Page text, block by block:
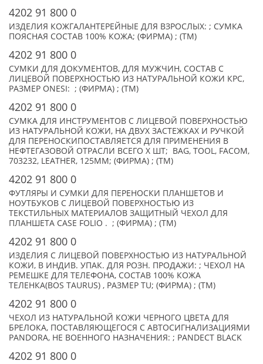
4202 91 800 0
ИЗДЕЛИЯ КОЖГАЛАНТЕРЕЙНЫЕ ДЛЯ ВЗРОСЛЫХ: ; СУМКА
ПОЯСНАЯ СОСТАВ 100% КОЖА; (ФИРМА) ; (TM)
4202 91 800 0
СУМКИ ДЛЯ ДОКУМЕНТОВ, ДЛЯ МУЖЧИН, СОСТАВ С
ЛИЦЕВОЙ ПОВЕРХНОСТЬЮ ИЗ НАТУРАЛЬНОЙ КОЖИ КРС,
РАЗМЕР ONESI: ; (ФИРМА) ; (TM)
4202 91 800 0
СУМКА ДЛЯ ИНСТРУМЕНТОВ С ЛИЦЕВОЙ ПОВЕРХНОСТЬЮ
ИЗ НАТУРАЛЬНОЙ КОЖИ, НА ДВУХ ЗАСТЕЖКАХ И РУЧКОЙ
ДЛЯ ПЕРЕНОСКИПОСТАВЛЯЕТСЯ ДЛЯ ПРИМЕНЕНИЯ В
НЕФТЕГАЗОВОЙ ОТРАСЛИ ВСЕГО X ШТ; BAG, TOOL, FACOM,
703232, LEATHER, 125MM; (ФИРМА) ; (TM)
4202 91 800 0
ФУТЛЯРЫ И СУМКИ ДЛЯ ПЕРЕНОСКИ ПЛАНШЕТОВ И
НОУТБУКОВ С ЛИЦЕВОЙ ПОВЕРХНОСТЬЮ ИЗ
ТЕКСТИЛЬНЫХ МАТЕРИАЛОВ ЗАЩИТНЫЙ ЧЕХОЛ ДЛЯ
ПЛАНШЕТА CASE FOLIO . ; (ФИРМА) ; (TM)
4202 91 800 0
ИЗДЕЛИЯ С ЛИЦЕВОЙ ПОВЕРХНОСТЬЮ ИЗ НАТУРАЛЬНОЙ
КОЖИ, В ИНДИВ. УПАК. ДЛЯ РОЗН. ПРОДАЖИ: ; ЧЕХОЛ НА
РЕМЕШКЕ ДЛЯ ТЕЛЕФОНА, СОСТАВ 100% КОЖА
ТЕЛЕНКА(BOS TAURUS) , РАЗМЕР TU; (ФИРМА) ; (TM)
4202 91 800 0
ЧЕХОЛ ИЗ НАТУРАЛЬНОЙ КОЖИ ЧЕРНОГО ЦВЕТА ДЛЯ
БРЕЛОКА, ПОСТАВЛЯЮЩЕГОСЯ С АВТОСИГНАЛИЗАЦИЯМИ
PANDORA, НЕ ВОЕННОГО НАЗНАЧЕНИЯ: ; PANDECT BLACK
4202 91 800 0